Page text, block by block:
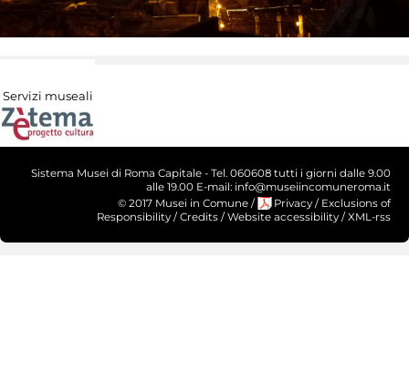
Servizi museali
Sistema Musei di Roma Capitale - Tel. 060608 tutti i giorni dalle 9.00
alle 19.00 E-mail: info@museiincomuneroma.it
© 2017 Musei in Comune / Privacy / Exclusions of
Responsibility / Credits / Website accessibility / XML-rss